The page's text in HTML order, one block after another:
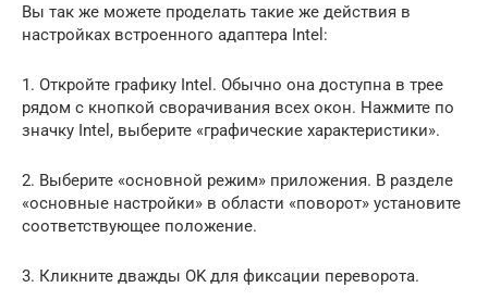
Вы так же можете проделать такие же действия в
настройках встроенного адаптера Intel:
1. Откройте графику Intel. Обычно она доступна в трее
рядом с кнопкой сворачивания всех окон. Нажмите по
значку Intel, выберите «графические характеристики».
2. Выберите «основной режим» приложения. В разделе
«основные настройки» в области «поворот» установите
соответствующее положение.
3. Кликните дважды OK для фиксации переворота.